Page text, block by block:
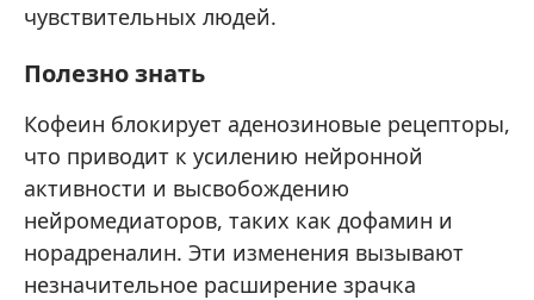
чувствительных людей.
Полезно знать
Кофеин блокирует аденозиновые рецепторы,
что приводит к усилению нейронной
активности и высвобождению
нейромедиаторов, таких как дофамин и
норадреналин. Эти изменения вызывают
незначительное расширение зрачка